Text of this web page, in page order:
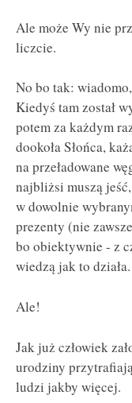
Ale może Wy nie
liczcie.
No bo tak:
Kiedyś tam został
potem za każdym
dookoła Słońca,
na przeładowane
najbliżsi muszą
w dowolnie
prezenty (nie
bo obiektywnie - z
wiedzą jak to działa.
Ale!
Jak już człowiek
urodziny
ludzi jakby więcej.